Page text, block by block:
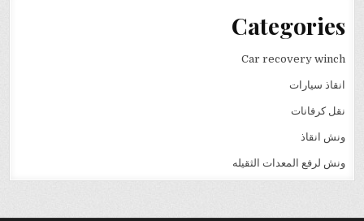
Categories
Car recovery winch
انقاذ سيارات
نقل كرفانات
ونش انقاذ
ونش لرفع المعدات الثقيله